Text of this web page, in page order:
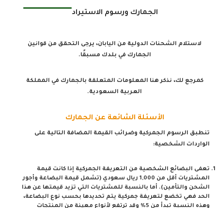
الجمارك ورسوم الاستيراد
لاستلام الشحنات الدولية من اليابان، يرجى التحقق من قوانين
الجمارك في بلدك مسبقًا.
كمرجع لك، نذكر هنا المعلومات المتعلقة بالجمارك في المملكة
العربية السعودية.
الأسئلة الشائعة عن الجمارك
تنطبق الرسوم الجمركية وضرائب القيمة المضافة التالية على
الواردات الشخصية:
تعفى البضائع الشخصية من التعريفة الجمركية إذا كانت قيمة
المشتريات أقل من 1,000 ريال سعودي (تشمل قيمة البضاعة وأجور
الشحن والتأمين). أما بالنسبة للمشتريات التي تزيد قيمتها عن هذا
الحد فهي تخضع لتعريفة جمركية يتم تحديدها بحسب نوع البضاعة،
وهذه النسبة تبدأ من 5% وقد ترتفع لأنواع معينة من المنتجات